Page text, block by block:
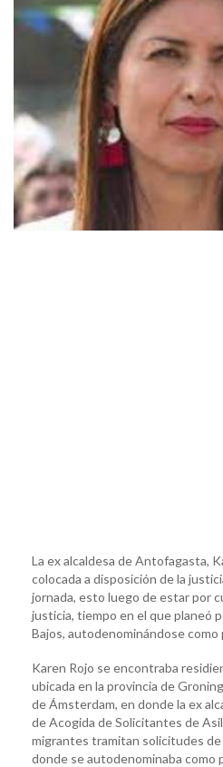
La ex alcaldesa de Antofagasta,
colocada a disposición de la
jornada, esto luego de estar por
justicia, tiempo en el que planeó
Bajos, autodenominándose como
Karen Rojo se encontraba
ubicada en la provincia de
de Ámsterdam, en donde la ex
de Acogida de Solicitantes de
migrantes tramitan solicitudes de
donde se autodenominaba como